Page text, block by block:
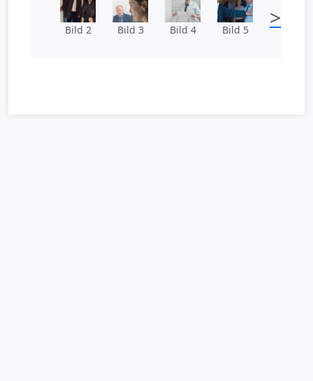
Bild 2 Bild 3 Bild 4 Bild 5 >